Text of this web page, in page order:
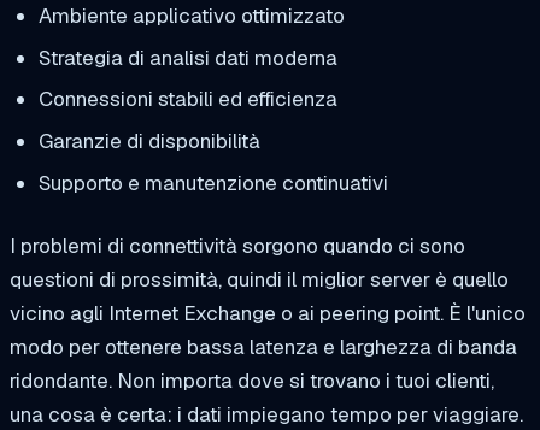
Ambiente applicativo ottimizzato
Strategia di analisi dati moderna
Connessioni stabili ed efficienza
Garanzie di disponibilità
Supporto e manutenzione continuativi
I problemi di connettività sorgono quando ci sono
questioni di prossimità, quindi il miglior server è quello
vicino agli Internet Exchange o ai peering point. È l'unico
modo per ottenere bassa latenza e larghezza di banda
ridondante. Non importa dove si trovano i tuoi clienti,
una cosa è certa: i dati impiegano tempo per viaggiare.